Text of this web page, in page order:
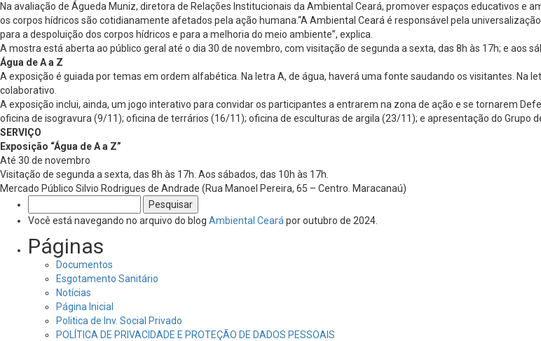
Na avaliação de Águeda Muniz, diretora de Relações Institucionais da Ambiental Ceará, promover espaços educativos e
os corpos hídricos são cotidianamente afetados pela ação humana.“A Ambiental Ceará é responsável pela
para a despoluição dos corpos hídricos e para a melhoria do meio ambiente”, explica.
A mostra está aberta ao público geral até o dia 30 de novembro, com visitação de segunda a sexta, das 8h às 17h; e aos
Água de A a Z
A exposição é guiada por temas em ordem alfabética. Na letra A, de água, haverá uma fonte saudando os visitantes. Na
colaborativo.
A exposição inclui, ainda, um jogo interativo para convidar os participantes a entrarem na zona de ação e se tornarem
oficina de isogravura (9/11); oficina de terrários (16/11); oficina de esculturas de argila (23/11); e apresentação do Grupo
SERVIÇO
Exposição “Água de A a Z”
Até 30 de novembro
Visitação de segunda a sexta, das 8h às 17h. Aos sábados, das 10h às 17h.
Mercado Público Silvio Rodrigues de Andrade (Rua Manoel Pereira, 65 – Centro. Maracanaú)
por:
Você está navegando no arquivo do blog Ambiental Ceará por outubro de 2024.
Páginas
Documentos
Esgotamento Sanitário
Notícias
Página Inicial
Politica de Inv. Social Privado
POLÍTICA DE PRIVACIDADE E PROTEÇÃO DE DADOS PESSOAIS